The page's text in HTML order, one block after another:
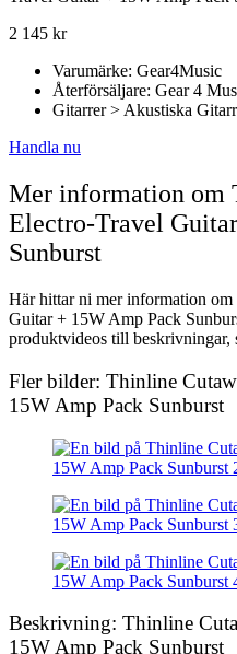
2 145 kr
Varumärke: Gear4Music
Återförsäljare: Gear 4
Gitarrer > Akustiska
Handla nu
Mer information om
Electro-Travel
Sunburst
Här hittar ni mer information
Guitar + 15W Amp Pack
produktvideos till beskrivningar,
Fler bilder: Thinline
15W Amp Pack Sunburst
Beskrivning: Thinline
15W Amp Pack Sunburst